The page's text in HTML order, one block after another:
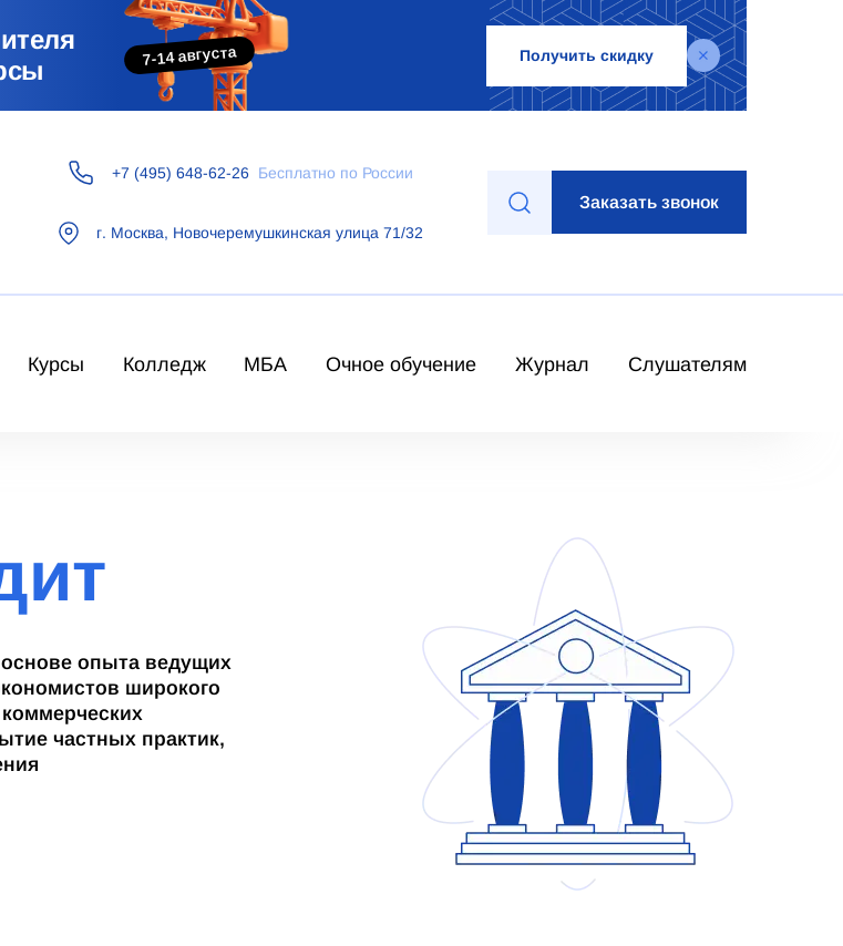
7-14 августа Получить скидку
+7 (495) 648-62-26 Бесплатно по России
г. Москва, Новочеремушкинская улица 71/32
Заказать звонок
Курсы Колледж МБА Очное обучение Журнал Слушателям
опыта ведущих
широкого
частных практик,